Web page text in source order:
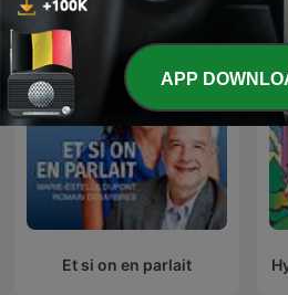
Et si on en parlait
APP